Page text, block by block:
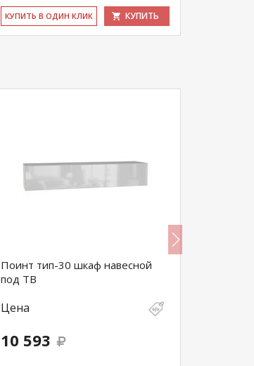
КУ­ПИТЬ В ОДИН КЛИК КУПИТЬ
Поинт тип-30 шкаф навесной
под ТВ
Цена
10 593